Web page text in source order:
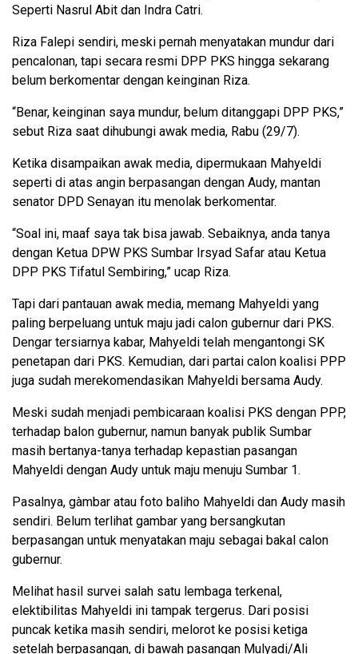
Seperti Nasrul Abit dan Indra Catri.
Riza Falepi sendiri, meski pernah menyatakan mundur dari
pencalonan, tapi secara resmi DPP PKS hingga sekarang
belum berkomentar dengan keinginan Riza.
“Benar, keinginan saya mundur, belum ditanggapi DPP PKS,”
sebut Riza saat dihubungi awak media, Rabu (29/7).
Ketika disampaikan awak media, dipermukaan Mahyeldi
seperti di atas angin berpasangan dengan Audy, mantan
senator DPD Senayan itu menolak berkomentar.
“Soal ini, maaf saya tak bisa jawab. Sebaiknya, anda tanya
dengan Ketua DPW PKS Sumbar Irsyad Safar atau Ketua
DPP PKS Tifatul Sembiring,” ucap Riza.
Tapi dari pantauan awak media, memang Mahyeldi yang
paling berpeluang untuk maju jadi calon gubernur dari PKS.
Dengar tersiarnya kabar, Mahyeldi telah mengantongi SK
penetapan dari PKS. Kemudian, dari partai calon koalisi PPP
juga sudah merekomendasikan Mahyeldi bersama Audy.
Meski sudah menjadi pembicaraan koalisi PKS dengan PPP,
terhadap balon gubernur, namun banyak publik Sumbar
masih bertanya-tanya terhadap kepastian pasangan
Mahyeldi dengan Audy untuk maju menuju Sumbar 1.
Pasalnya, gàmbar atau foto baliho Mahyeldi dan Audy masih
sendiri. Belum terlihat gambar yang bersangkutan
berpasangan untuk menyatakan maju sebagai bakal calon
gubernur.
Melihat hasil survei salah satu lembaga terkenal,
elektibilitas Mahyeldi ini tampak tergerus. Dari posisi
puncak ketika masih sendiri, melorot ke posisi ketiga
setelah berpasangan, di bawah pasangan Mulyadi/Ali